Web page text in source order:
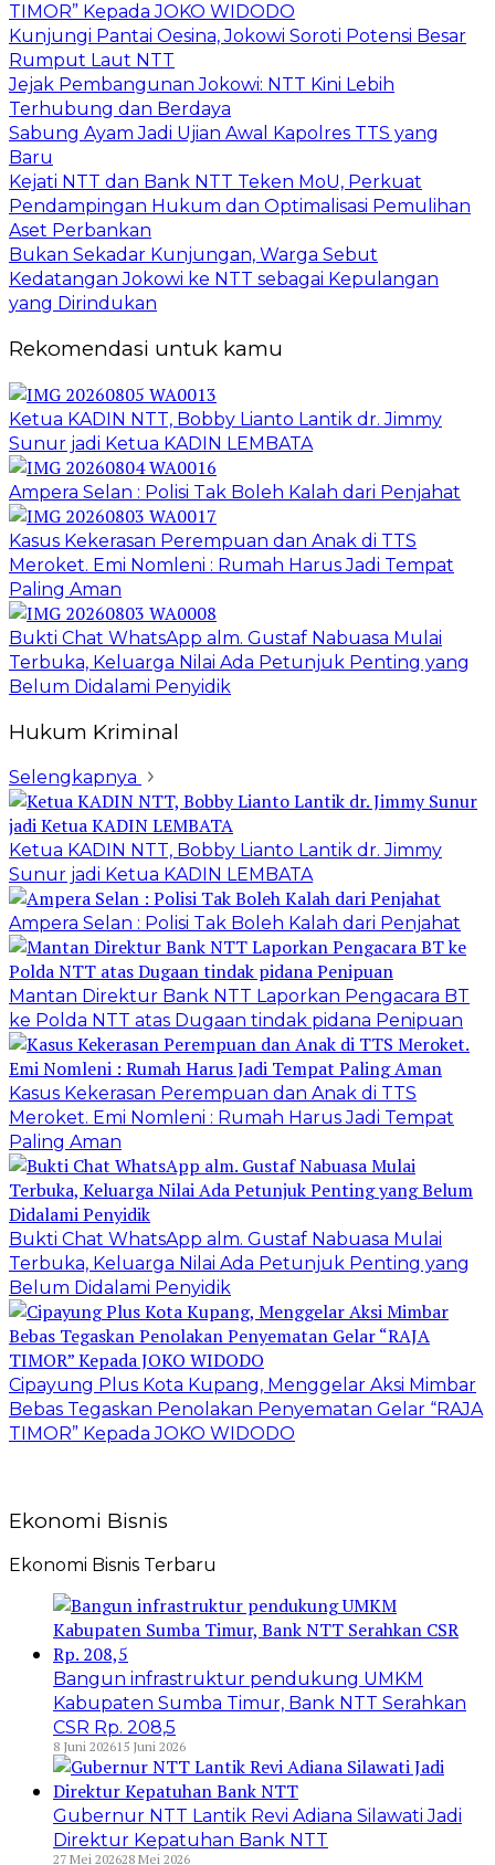
TIMOR” Kepada JOKO WIDODO
Kunjungi Pantai Oesina, Jokowi Soroti Potensi Besar
Rumput Laut NTT
Jejak Pembangunan Jokowi: NTT Kini Lebih
Terhubung dan Berdaya
Sabung Ayam Jadi Ujian Awal Kapolres TTS yang
Baru
Kejati NTT dan Bank NTT Teken MoU, Perkuat
Pendampingan Hukum dan Optimalisasi Pemulihan
Aset Perbankan
Bukan Sekadar Kunjungan, Warga Sebut
Kedatangan Jokowi ke NTT sebagai Kepulangan
yang Dirindukan
Rekomendasi untuk kamu
Ketua KADIN NTT, Bobby Lianto Lantik dr. Jimmy
Sunur jadi Ketua KADIN LEMBATA
Ampera Selan : Polisi Tak Boleh Kalah dari Penjahat
Kasus Kekerasan Perempuan dan Anak di TTS
Meroket. Emi Nomleni : Rumah Harus Jadi Tempat
Paling Aman
Bukti Chat WhatsApp alm. Gustaf Nabuasa Mulai
Terbuka, Keluarga Nilai Ada Petunjuk Penting yang
Belum Didalami Penyidik
Hukum Kriminal
Selengkapnya
Ketua KADIN NTT, Bobby Lianto Lantik dr. Jimmy
Sunur jadi Ketua KADIN LEMBATA
Ampera Selan : Polisi Tak Boleh Kalah dari Penjahat
Mantan Direktur Bank NTT Laporkan Pengacara BT
ke Polda NTT atas Dugaan tindak pidana Penipuan
Kasus Kekerasan Perempuan dan Anak di TTS
Meroket. Emi Nomleni : Rumah Harus Jadi Tempat
Paling Aman
Bukti Chat WhatsApp alm. Gustaf Nabuasa Mulai
Terbuka, Keluarga Nilai Ada Petunjuk Penting yang
Belum Didalami Penyidik
Cipayung Plus Kota Kupang, Menggelar Aksi Mimbar
Bebas Tegaskan Penolakan Penyematan Gelar “RAJA
TIMOR” Kepada JOKO WIDODO
Ekonomi Bisnis
Ekonomi Bisnis Terbaru
Bangun infrastruktur pendukung UMKM
Kabupaten Sumba Timur, Bank NTT Serahkan
CSR Rp. 208,5
8 Juni 202615 Juni 2026
Gubernur NTT Lantik Revi Adiana Silawati Jadi
Direktur Kepatuhan Bank NTT
27 Mei 202628 Mei 2026